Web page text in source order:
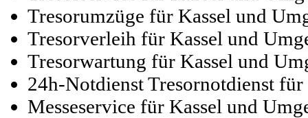
Tresorumzüge für Kassel und
Tresorverleih für Kassel und
Tresorwartung für Kassel und
24h-Notdienst Tresornotdienst
Messeservice für Kassel und